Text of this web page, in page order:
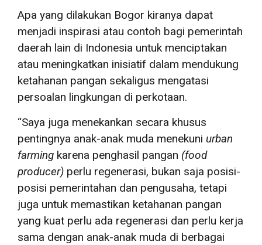
Apa yang dilakukan Bogor kiranya dapat
menjadi inspirasi atau contoh bagi pemerintah
daerah lain di Indonesia untuk menciptakan
atau meningkatkan inisiatif dalam mendukung
ketahanan pangan sekaligus mengatasi
persoalan lingkungan di perkotaan.
“Saya juga menekankan secara khusus
pentingnya anak-anak muda menekuni urban
farming karena penghasil pangan (food
producer) perlu regenerasi, bukan saja posisi-
posisi pemerintahan dan pengusaha, tetapi
juga untuk memastikan ketahanan pangan
yang kuat perlu ada regenerasi dan perlu kerja
sama dengan anak-anak muda di berbagai